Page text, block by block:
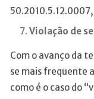
Violação de
Com o avanço da
se mais frequente
como é o caso do